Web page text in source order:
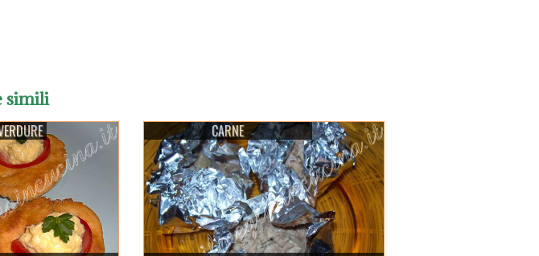
simili
CARNE